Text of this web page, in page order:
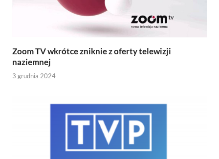
Zoom TV wkrótce zniknie z oferty telewizji
naziemnej
3 grudnia 2024